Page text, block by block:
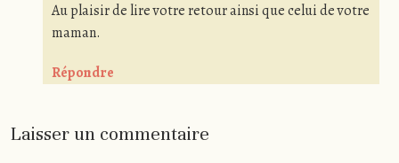
Au plaisir de lire votre retour ainsi que celui de votre
maman.
Répondre
Laisser un commentaire